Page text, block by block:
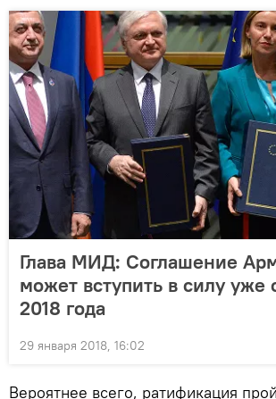
Глава МИД: Соглашение
может вступить в силу
2018 года
29 января 2018, 16:02
Вероятнее всего, ратификация